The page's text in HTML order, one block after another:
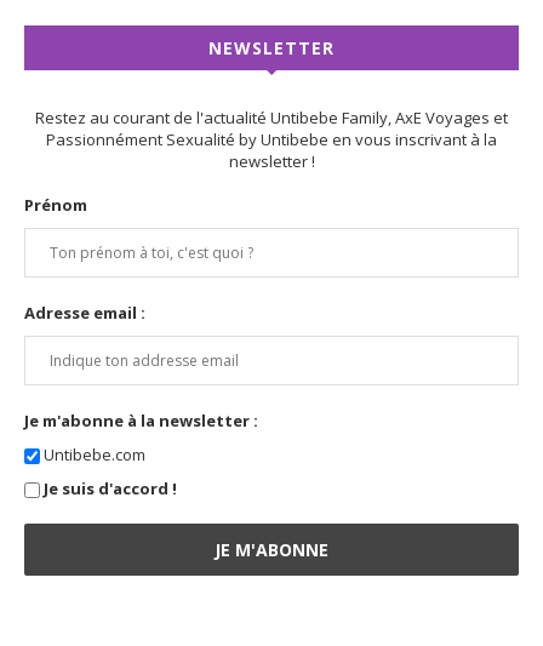
NEWSLETTER
Restez au courant de l'actualité Untibebe Family, AxE Voyages et
Passionnément Sexualité by Untibebe en vous inscrivant à la
newsletter !
Prénom
Adresse email :
Je m'abonne à la newsletter :
Untibebe.com
Je suis d'accord !